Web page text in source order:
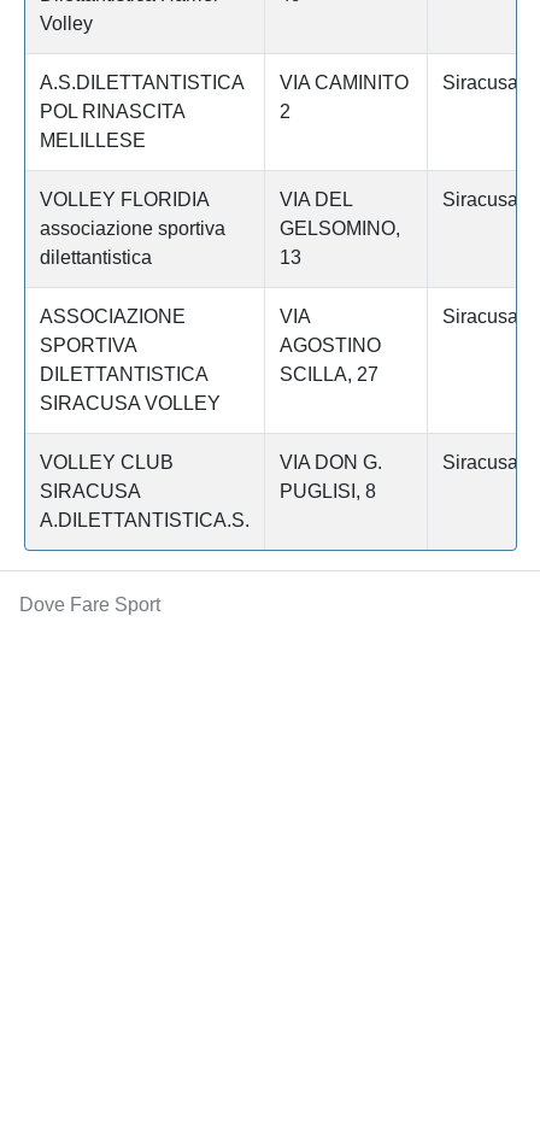
Volley
A.S.DILETTANTISTICA
POL RINASCITA
MELILLESE
VIA CAMINITO
2
Siracusa
VOLLEY FLORIDIA
associazione sportiva
dilettantistica
VIA DEL
GELSOMINO,
13
Siracusa
ASSOCIAZIONE
SPORTIVA
DILETTANTISTICA
SIRACUSA VOLLEY
VIA
AGOSTINO
SCILLA, 27
Siracusa
VOLLEY CLUB
SIRACUSA
A.DILETTANTISTICA.S.
VIA DON G.
PUGLISI, 8
Siracusa
Dove Fare Sport